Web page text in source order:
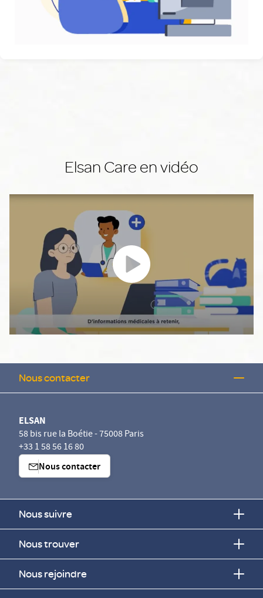
Elsan Care en vidéo
Nous contacter
ELSAN
58 bis rue la Boétie - 75008 Paris
+33 1 58 56 16 80
Nous contacter
Nous suivre
Nous trouver
Nous rejoindre